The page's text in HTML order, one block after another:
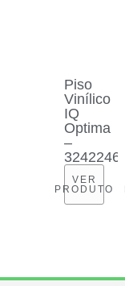
Piso
Vinílico
IQ
Optima
–
3242246
VER
PRODUTO